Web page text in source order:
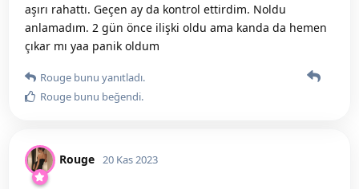
aşırı rahattı. Geçen ay da kontrol ettirdim. Noldu
anlamadım. 2 gün önce ilişki oldu ama kanda da hemen
çıkar mı yaa panik oldum
Rouge bunu yanıtladı.
Rouge bunu beğendi.
Rouge 20 Kas 2023